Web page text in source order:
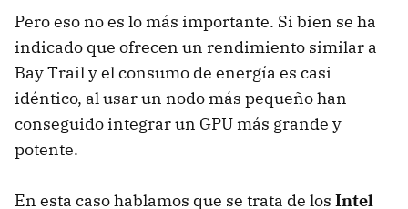
Pero eso no es lo más importante. Si bien se ha
indicado que ofrecen un rendimiento similar a
Bay Trail y el consumo de energía es casi
idéntico, al usar un nodo más pequeño han
conseguido integrar un GPU más grande y
potente.
En esta caso hablamos que se trata de los Intel